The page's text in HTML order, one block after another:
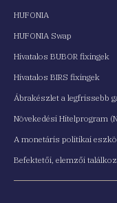
HUFONIA
HUFONIA Swap
Hivatalos BUBOR fixingek
Hivatalos BIRS fixingek
Ábrakészlet a legfrissebb
Növekedési Hitelprogram
A monetáris politikai
Befektetői, elemzői